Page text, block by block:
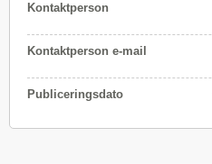
Kontaktperson
Kontaktperson e-mail
Publiceringsdato